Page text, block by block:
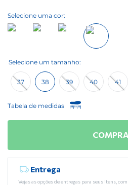
Selecione uma cor:
37 38 39 40 41
Tabela de medidas
Entrega
Vejas as opções de entregas para seus itens,